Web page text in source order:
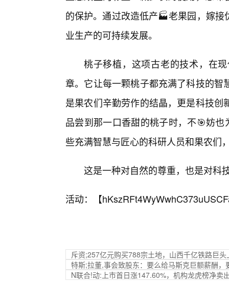
的保护。通过改造低产🏭老果园，嫁
业生产的可持续发展。
桃子移植，这项古老的技术，在
章。它让每一颗桃子都充满了科技的
是果农们辛勤劳作的结晶，更是科技
品尝到那一口香甜的桃子时，不🎯妨
些充满智慧与匠心的科研人员和果农们
这是一种对自然的尊重，也是对科
活动：【
斥资;257亿元购买788宗土地，山西千亿铁路巨
特斯;拉董,事会致股东：要么给马斯克巨额薪酬，
N联合!动:上市首日涨147.60%，机构龙虎榜净卖